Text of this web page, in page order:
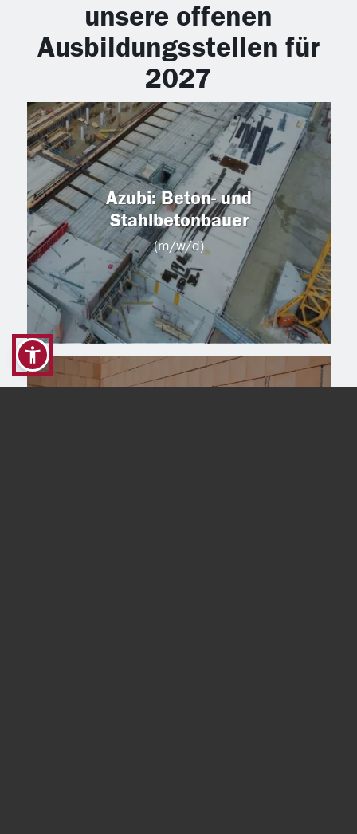
unsere offenen
Ausbildungsstellen für
2027
Azubi: Beton- und
Stahlbetonbauer
(m/w/d)